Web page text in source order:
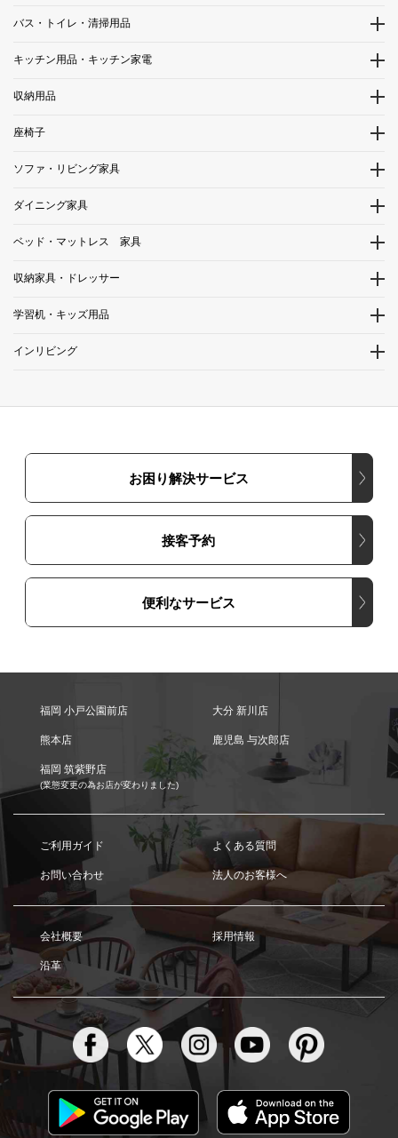
バス・トイレ・清掃用品
キッチン用品・キッチン家電
収納用品
座椅子
ソファ・リビング家具
ダイニング家具
ベッド・マットレス 家具
収納家具・ドレッサー
学習机・キッズ用品
インリビング
お困り解決サービス
接客予約
便利なサービス
福岡 小戸公園前店 大分 新川店
熊本店 鹿児島 与次郎店
福岡 筑紫野店
(業態変更の為お店が変わりました)
ご利用ガイド よくある質問
お問い合わせ 法人のお客様へ
会社概要 採用情報
沿革